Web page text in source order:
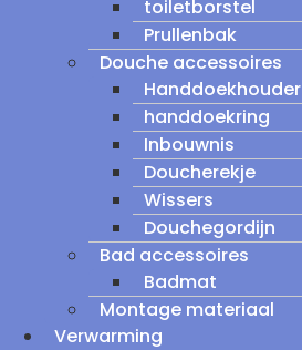
toiletborstel
Prullenbak
Douche accessoires
Handdoekhouder
handdoekring
Inbouwnis
Doucherekje
Wissers
Douchegordijn
Bad accessoires
Badmat
Montage materiaal
Verwarming